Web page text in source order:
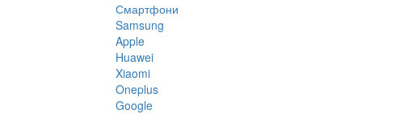
Смартфони
Samsung
Apple
Huawei
Xiaomi
Oneplus
Google